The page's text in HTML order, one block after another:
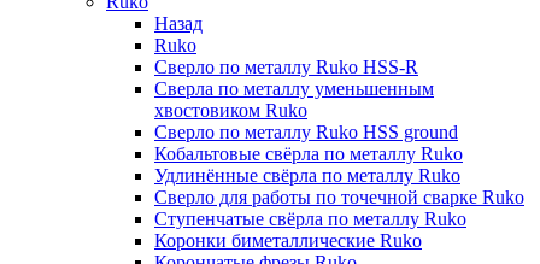
Назад
Ruko
Сверло по металлу Ruko HSS-R
Сверла по металлу уменьшенным
хвостовиком Ruko
Сверло по металлу Ruko HSS ground
Кобальтовые свёрла по металлу Ruko
Удлинённые свёрла по металлу Ruko
Сверло для работы по точечной сварке Ruko
Ступенчатые свёрла по металлу Ruko
Коронки биметаллические Ruko